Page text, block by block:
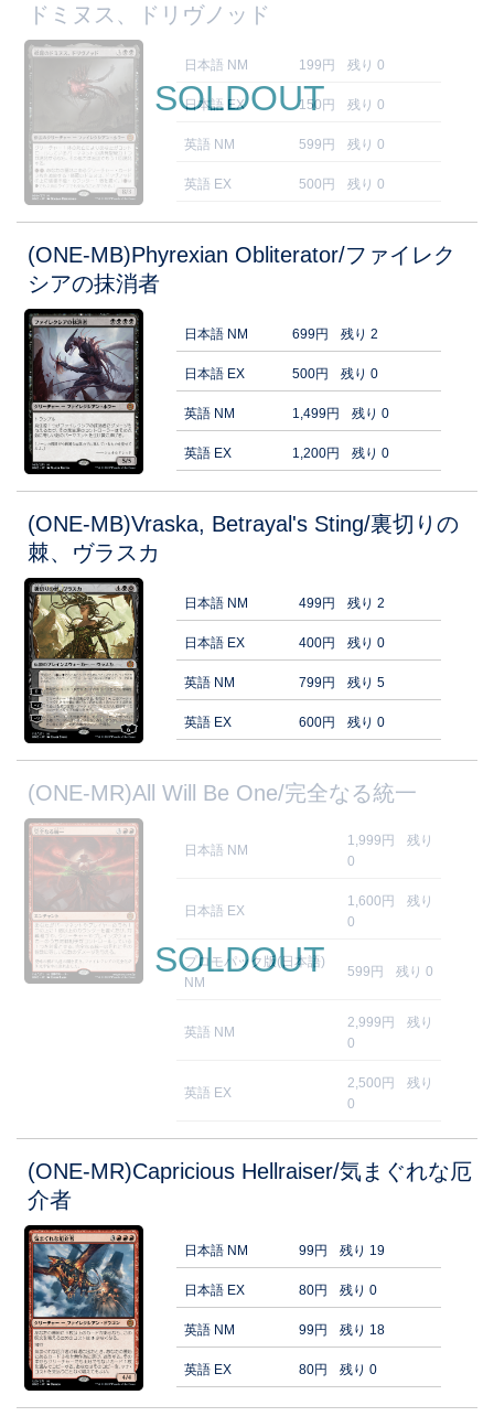
ドミヌス、ドリヴノッド
日本語 NM 199円 残り 0
日本語 EX 150円 残り 0
英語 NM 599円 残り 0
英語 EX 500円 残り 0
SOLDOUT
(ONE-MB)Phyrexian Obliterator/ファイレク
シアの抹消者
日本語 NM 699円 残り 2
日本語 EX 500円 残り 0
英語 NM 1,499円 残り 0
英語 EX 1,200円 残り 0
(ONE-MB)Vraska, Betrayal's Sting/裏切りの
棘、ヴラスカ
日本語 NM 499円 残り 2
日本語 EX 400円 残り 0
英語 NM 799円 残り 5
英語 EX 600円 残り 0
(ONE-MR)All Will Be One/完全なる統一
日本語 NM
1,999円
残り
0
日本語 EX
1,600円
残り
0
プロモパック版(日本語)
NM
599円 残り 0
英語 NM
2,999円
残り
0
英語 EX
2,500円
残り
0
SOLDOUT
(ONE-MR)Capricious Hellraiser/気まぐれな厄
介者
日本語 NM 99円 残り 19
日本語 EX 80円 残り 0
英語 NM 99円 残り 18
英語 EX 80円 残り 0